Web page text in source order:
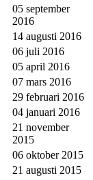
05 september
2016
14 augusti 2016
06 juli 2016
05 april 2016
07 mars 2016
29 februari 2016
04 januari 2016
21 november
2015
06 oktober 2015
21 augusti 2015